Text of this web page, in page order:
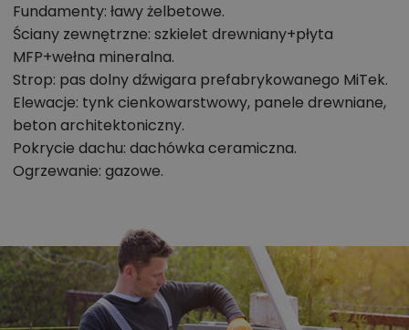
Fundamenty: ławy żelbetowe.
Ściany zewnętrzne: szkielet drewniany+płyta
MFP+wełna mineralna.
Strop: pas dolny dźwigara prefabrykowanego MiTek.
Elewacje: tynk cienkowarstwowy, panele drewniane,
beton architektoniczny.
Pokrycie dachu: dachówka ceramiczna.
Ogrzewanie: gazowe.